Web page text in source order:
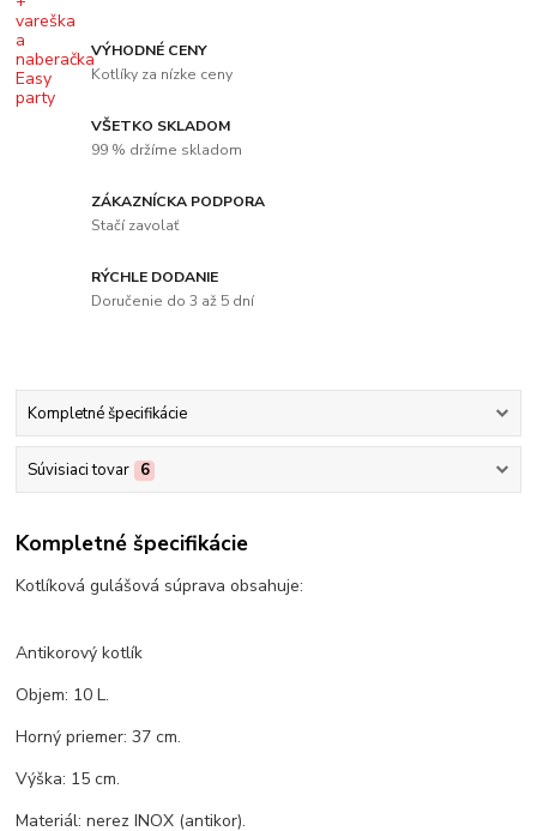
VÝHODNÉ CENY
Kotlíky za nízke ceny
VŠETKO SKLADOM
99 % držíme skladom
ZÁKAZNÍCKA PODPORA
Stačí zavolať
RÝCHLE DODANIE
Doručenie do 3 až 5 dní
Kompletné špecifikácie
Súvisiaci tovar 6
Kompletné špecifikácie
Kotlíková gulášová súprava obsahuje:
Antikorový kotlík
Objem: 10 L.
Horný priemer: 37 cm.
Výška: 15 cm.
Materiál: nerez INOX (antikor).